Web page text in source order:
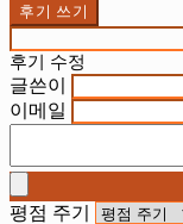
후기 쓰기
후기 수정
글쓴이
이메일
평점 주기